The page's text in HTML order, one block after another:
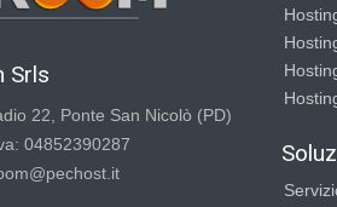
Srls
22, Ponte San Nicolò (PD)
04852390287